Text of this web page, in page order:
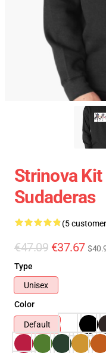
Strinova
Sudaderas
(5
€47.09 €37.67
Type
Unisex
Color
Default